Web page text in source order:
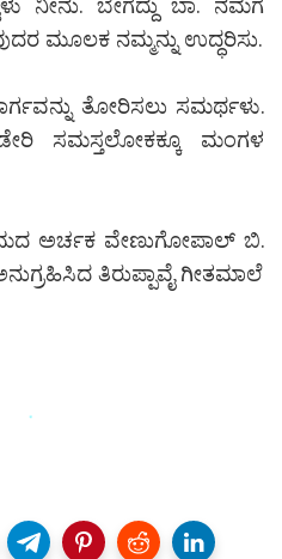
ಮೂಲಕ ನಮ್ಮನ್ನು ಉದ್ಧರಿಸು.
ತೋರಿಸಲು ಸಮರ್ಥಳು.
ಸಮಸ್ತಲೋಕಕ್ಕೂ ಮಂಗಳ
ಅರ್ಚಕ ವೇಣುಗೋಪಾಲ್ ಬಿ.
ತಿರುಪ್ಪಾವೈ ಗೀತಮಾಲೆ